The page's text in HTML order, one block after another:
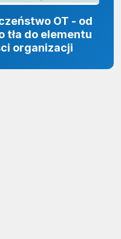
OT - od
tła do elementu
organizacji